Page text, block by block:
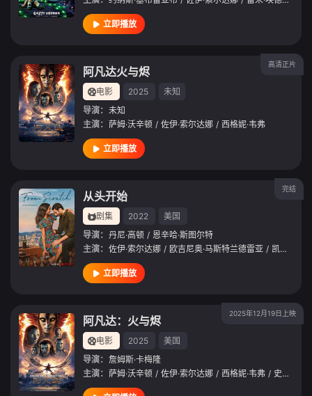
立即播放
高清正片
阿凡达火与烬
电影 2025
未知
导演： 未知
主演： 萨姆·沃辛顿 / 佐伊·索尔达娜 / 西格妮·韦弗
立即播放
完结
从头开始
剧集 2022
美国
导演： 丹尼·高顿 / 恩辛哈·斯图尔特
主演： 佐伊·索尔达娜 / 欧吉尼奥·马斯特兰德雷亚 / 凯斯·大卫
立即播放
2025年12月19日上映
阿凡达：火与烬
电影 2025
美国
导演： 詹姆斯·卡梅隆
主演： 萨姆·沃辛顿 / 佐伊·索尔达娜 / 西格妮·韦弗 / 史蒂芬·朗